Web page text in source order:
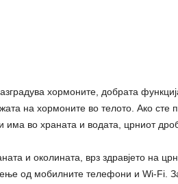
хормоните, добрата
на хормоните во телото. Ако сте
има во храната и водата, црниот
и околината, врз здравјето на
од мобилните телефони и Wi-Fi.